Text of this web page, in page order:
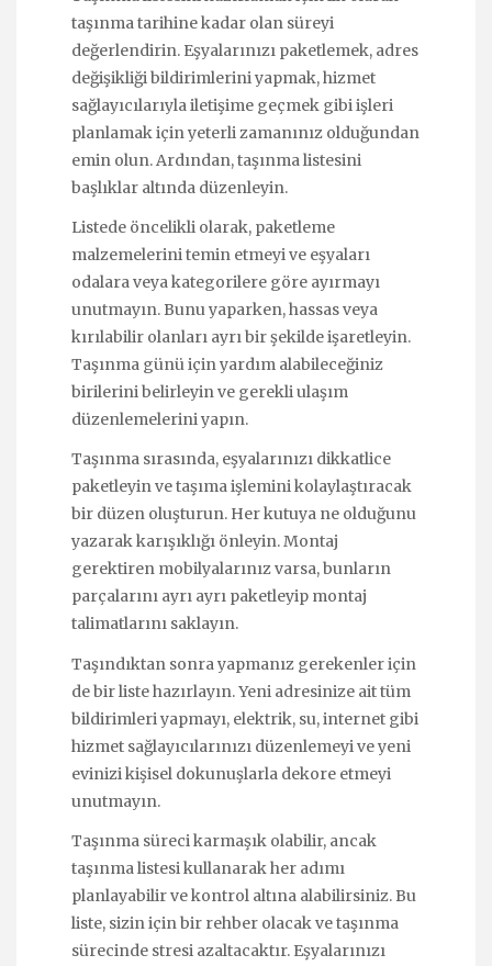
taşınma tarihine kadar olan süreyi
değerlendirin. Eşyalarınızı paketlemek, adres
değişikliği bildirimlerini yapmak, hizmet
sağlayıcılarıyla iletişime geçmek gibi işleri
planlamak için yeterli zamanınız olduğundan
emin olun. Ardından, taşınma listesini
başlıklar altında düzenleyin.
Listede öncelikli olarak, paketleme
malzemelerini temin etmeyi ve eşyaları
odalara veya kategorilere göre ayırmayı
unutmayın. Bunu yaparken, hassas veya
kırılabilir olanları ayrı bir şekilde işaretleyin.
Taşınma günü için yardım alabileceğiniz
birilerini belirleyin ve gerekli ulaşım
düzenlemelerini yapın.
Taşınma sırasında, eşyalarınızı dikkatlice
paketleyin ve taşıma işlemini kolaylaştıracak
bir düzen oluşturun. Her kutuya ne olduğunu
yazarak karışıklığı önleyin. Montaj
gerektiren mobilyalarınız varsa, bunların
parçalarını ayrı ayrı paketleyip montaj
talimatlarını saklayın.
Taşındıktan sonra yapmanız gerekenler için
de bir liste hazırlayın. Yeni adresinize ait tüm
bildirimleri yapmayı, elektrik, su, internet gibi
hizmet sağlayıcılarınızı düzenlemeyi ve yeni
evinizi kişisel dokunuşlarla dekore etmeyi
unutmayın.
Taşınma süreci karmaşık olabilir, ancak
taşınma listesi kullanarak her adımı
planlayabilir ve kontrol altına alabilirsiniz. Bu
liste, sizin için bir rehber olacak ve taşınma
sürecinde stresi azaltacaktır. Eşyalarınızı